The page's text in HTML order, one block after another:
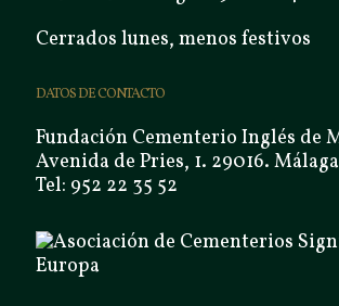
Cerrados lunes, menos festivos
DATOS DE CONTACTO
Fundación Cementerio Inglés de
Avenida de Pries, 1. 29016. Málaga
Tel: 952 22 35 52